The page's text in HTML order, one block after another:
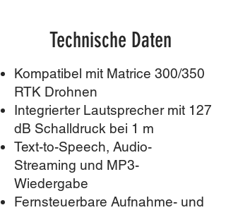
Technische Daten
Kompatibel mit Matrice 300/350
RTK Drohnen
Integrierter Lautsprecher mit 127
dB Schalldruck bei 1 m
Text-to-Speech, Audio-
Streaming und MP3-
Wiedergabe
Fernsteuerbare Aufnahme- und